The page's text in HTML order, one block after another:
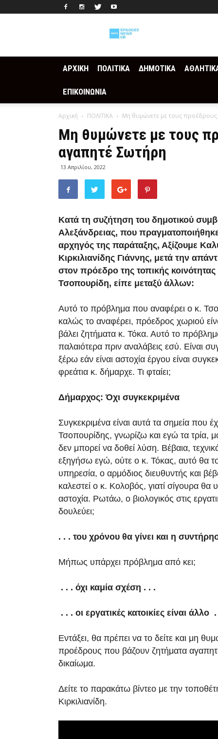
ΑΡΧΙΚΗ ΠΟΛΙΤΙΚΑ ΔΗΜΟΤΙΚΑ
ΕΠΙΚΟΙΝΩΝΙΑ
Αρχική ΠΟΛΙΤΙΚΑ Μη θυμώνετε με τους
Μη θυμώνετε με τους
αγαπητέ Σωτήρη
13 Απριλίου, 2022
Κατά τη συζήτηση του δημοτικού
Αλεξάνδρειας, που
αρχηγός της παράταξης, Αξίζουμε
Κιρκιλιανίδης Γιάννης, μετά την
στον πρόεδρο της τοπικής
Τσοπουρίδη, είπε μεταξύ άλλων:
Αυτό το πρόβλημα που αναφέρει ο κ.
καλώς το αναφέρει, πρόεδρος χωριού
βάλει ζητήματα κ. Τόκα. Αυτό το
παλαιότερα πριν αναλάβεις εσύ. Είναι
ξέρω εάν είναι αστοχία έργου είναι
φρεάτια κ. δήμαρχε. Τι φταίει;
Δήμαρχος: Όχι συγκεκριμένα
Συγκεκριμένα είναι αυτά τα σημεία που
Τσοπουρίδης, γνωρίζω και εγώ τα τρία,
δεν μπορεί να δοθεί λύση. Βέβαια,
εξηγήσω εγώ, ούτε ο κ. Τόκας, αυτό θα το
υπηρεσία, ο αρμόδιος διευθυντής και
καλεστεί ο κ. Κολοβός, γιατί σίγουρα θα
αστοχία. Ρωτάω, ο βιολογικός στις
δουλεύει;
. . . του χρόνου θα γίνει και η
Μήπως υπάρχει πρόβλημα από κει;
. . . όχι καμία σχέση . . .
. . . οι εργατικές κατοικίες είναι άλλο
Εντάξει, θα πρέπει να το δείτε και μη
προέδρους που βάζουν ζητήματα
δικαίωμα.
Δείτε το παρακάτω βίντεο με την
Κιρκιλιανίδη.